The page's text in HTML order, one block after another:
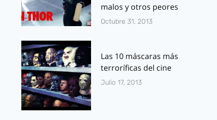
malos y otros peores
Octubre 31, 2013
Las 10 máscaras más
terroríficas del cine
Julio 17, 2013